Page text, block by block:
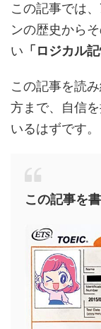
この記事では
ンの歴史から
い 「ロジカル記
この記事を読
方まで、自信
いるはずです。
この記事を